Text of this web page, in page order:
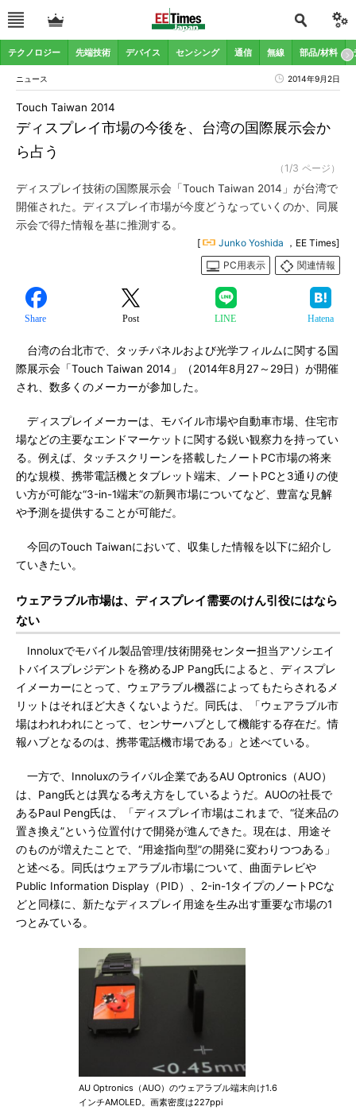
テクノロジー 先端技術 デバイス センシング 通信 無線 部品/材料
ニュース 2014年9月2日
ディスプレイ市場の今後を、台湾の国際展示会か
ら占う
Touch Taiwan 2014
（1/3 ページ）
ディスプレイ技術の国際展示会「Touch Taiwan 2014」が台湾で
開催された。ディスプレイ市場が今度どうなっていくのか、同展
示会で得た情報を基に推測する。
[ Junko Yoshida ，EE Times]
PC用表示
関連情報
Share Post LINE Hatena
台湾の台北市で、タッチパネルおよび光学フィルムに関する国
際展示会「Touch Taiwan 2014」（2014年8月27～29日）が開催
され、数多くのメーカーが参加した。
ディスプレイメーカーは、モバイル市場や自動車市場、住宅市
場などの主要なエンドマーケットに関する鋭い観察力を持ってい
る。例えば、タッチスクリーンを搭載したノートPC市場の将来
的な規模、携帯電話機とタブレット端末、ノートPCと3通りの使
い方が可能な“3-in-1端末”の新興市場についてなど、豊富な見解
や予測を提供することが可能だ。
今回のTouch Taiwanにおいて、収集した情報を以下に紹介し
ていきたい。
ウェアラブル市場は、ディスプレイ需要のけん引役にはなら
ない
Innoluxでモバイル製品管理/技術開発センター担当アソシエイ
トバイスプレジデントを務めるJP Pang氏によると、ディスプレ
イメーカーにとって、ウェアラブル機器によってもたらされるメ
リットはそれほど大きくないようだ。同氏は、「ウェアラブル市
場はわれわれにとって、センサーハブとして機能する存在だ。情
報ハブとなるのは、携帯電話機市場である」と述べている。
一方で、Innoluxのライバル企業であるAU Optronics（AUO）
は、Pang氏とは異なる考え方をしているようだ。AUOの社長で
あるPaul Peng氏は、「ディスプレイ市場はこれまで、“従来品の
置き換え”という位置付けで開発が進んできた。現在は、用途そ
のものが増えたことで、“用途指向型”の開発に変わりつつある」
と述べる。同氏はウェアラブル市場について、曲面テレビや
Public Information Display（PID）、2-in-1タイプのノートPCな
どと同様に、新たなディスプレイ用途を生み出す重要な市場の1
つとみている。
AU Optronics（AUO）のウェアラブル端末向け1.6
インチAMOLED。画素密度は227ppi